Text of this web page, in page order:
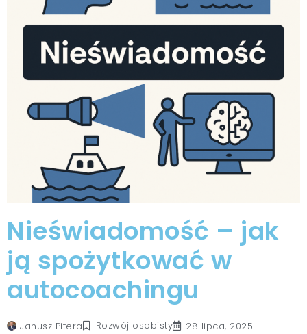
Nieświadomość – jak
ją spożytkować w
autocoachingu
Janusz Pitera Rozwój osobisty 28 lipca, 2025